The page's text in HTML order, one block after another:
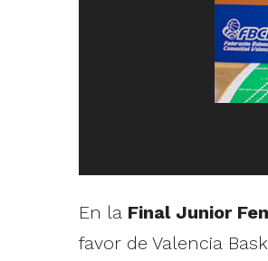
En la Final Junior
favor de Valencia